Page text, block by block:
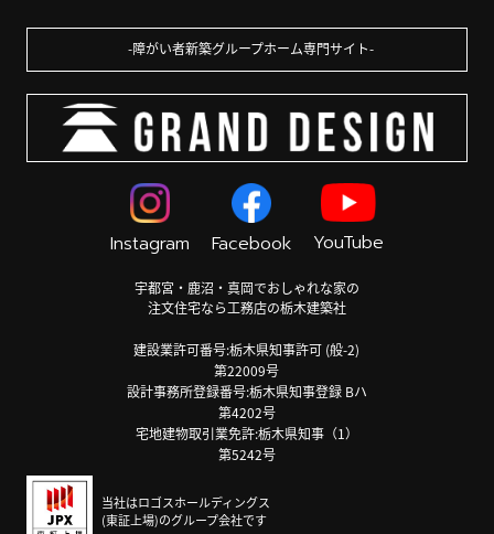
ど)/資格確認書/前年分の源泉徴収票/印鑑/金融機
関が必要とする書類などが必要となります。
■ 本企画について
本特典は栃木建築社による提供です。Amazonお
よびAmazon.co.jpとは関係ありません。
■ 個人情報の取り扱いについて
ご入力いただいた情報は、当社
プライバシーポリ
に従い適切に取り扱います。
（プライバシーポリシーをご確認のうえお申し込
障がい者新築グループホーム専門サイト
Instagram Facebook YouTube
宇都宮・鹿沼・真岡でおしゃれな家の
注文住宅なら工務店の栃木建築社
建設業許可番号:栃木県知事許可 (般-2)
第22009号
設計事務所登録番号:栃木県知事登録 Bハ
第4202号
宅地建物取引業免許:栃木県知事（1）
第5242号
当社はロゴスホールディングス
(東証上場)のグループ会社です